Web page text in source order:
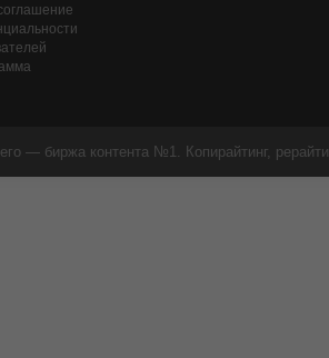
— биржа контента №1. Копирайтинг,